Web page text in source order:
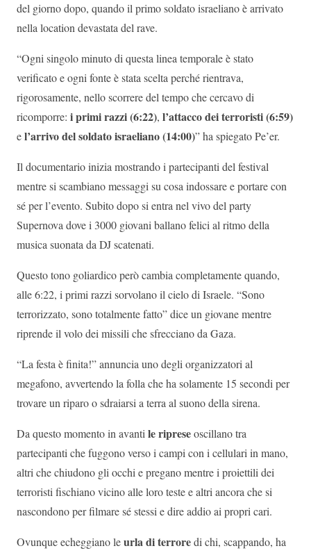
del giorno dopo, quando il primo soldato israeliano è arrivato
nella location devastata del rave.
“Ogni singolo minuto di questa linea temporale è stato
verificato e ogni fonte è stata scelta perché rientrava,
rigorosamente, nello scorrere del tempo che cercavo di
ricomporre: i primi razzi (6:22), l’attacco dei terroristi (6:59)
el’arrivo del soldato israeliano (14:00)” ha spiegato Pe’er.
Il documentario inizia mostrando i partecipanti del festival
mentre si scambiano messaggi su cosa indossare e portare con
sé per l’evento. Subito dopo si entra nel vivo del party
Supernova dove i 3000 giovani ballano felici al ritmo della
musica suonata da DJ scatenati.
Questo tono goliardico però cambia completamente quando,
alle 6:22, i primi razzi sorvolano il cielo di Israele. “Sono
terrorizzato, sono totalmente fatto” dice un giovane mentre
riprende il volo dei missili che sfrecciano da Gaza.
“La festa è finita!” annuncia uno degli organizzatori al
megafono, avvertendo la folla che ha solamente 15 secondi per
trovare un riparo o sdraiarsi a terra al suono della sirena.
Da questo momento in avantileripreseoscillano tra
partecipanti che fuggono verso i campi con i cellulari in mano,
altri che chiudono gli occhi e pregano mentre i proiettili dei
terroristi fischiano vicino alle loro teste e altri ancora che si
nascondono per filmare sé stessi e dire addio ai propri cari.
Ovunque echeggiano leurla di terroredi chi, scappando, ha